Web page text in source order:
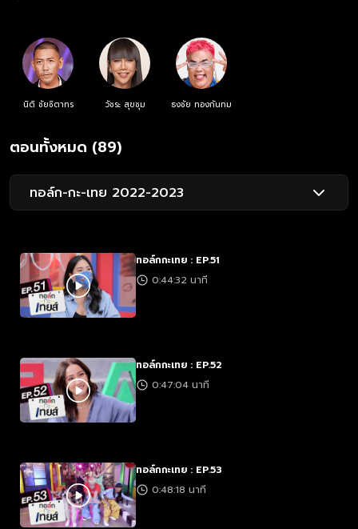
นิติ ชัยชิตาทร วัชระ สุขชุม ธงชัย ทองกันทม
ตอนทั้งหมด (89)
ทอล์ก-กะ-เทย 2022-2023
ทอล์กกะเทย : EP.51
0:44:32 นาที
ทอล์กกะเทย : EP.52
0:47:04 นาที
ทอล์กกะเทย : EP.53
0:48:18 นาที